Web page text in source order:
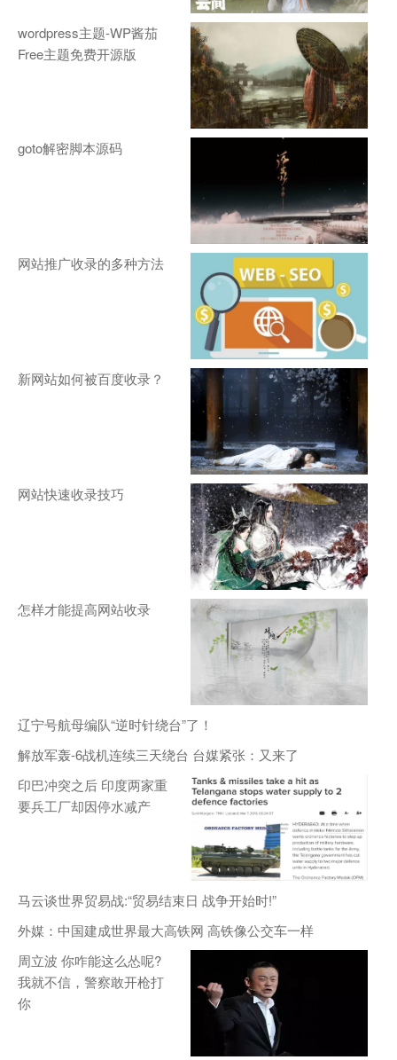
wordpress主题-WP酱茄
Free主题免费开源版
goto解密脚本源码
网站推广收录的多种方法
新网站如何被百度收录？
网站快速收录技巧
怎样才能提高网站收录
辽宁号航母编队“逆时针绕台”了！
解放军轰-6战机连续三天绕台 台媒紧张：又来了
印巴冲突之后 印度两家重
要兵工厂却因停水减产
马云谈世界贸易战:“贸易结束日 战争开始时!”
外媒：中国建成世界最大高铁网 高铁像公交车一样
周立波 你咋能这么怂呢?
我就不信，警察敢开枪打
你